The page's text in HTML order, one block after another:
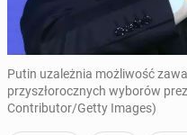
Putin uzależnia możliwość
przyszłorocznych wyborów
Contributor/Getty Images)